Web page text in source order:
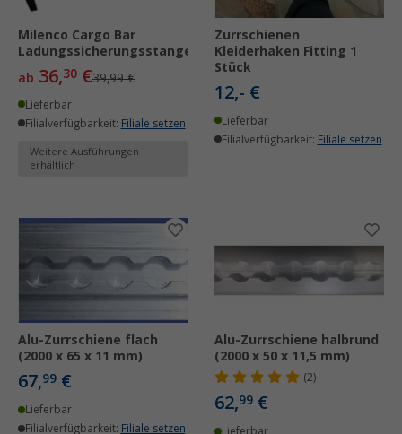
Milenco Cargo Bar
Ladungssicherungsstange
ab 36,30 €39,99 €
Lieferbar
Filialverfügbarkeit: Filiale setzen
Weitere Ausführungen
erhältlich
Zurrschienen
Kleiderhaken Fitting 1
Stück
12,- €
Lieferbar
Filialverfügbarkeit: Filiale setzen
Alu-Zurrschiene flach
(2000 x 65 x 11 mm)
67,99 €
Lieferbar
Filialverfügbarkeit: Filiale setzen
Alu-Zurrschiene halbrund
(2000 x 50 x 11,5 mm)
(2)
62,99 €